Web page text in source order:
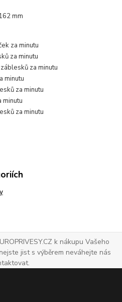
mm
za minutu
za minutu
za minutu
minutu
za minutu
za minutu
k nákupu Vašeho
jist s výběrem neváhejte nás